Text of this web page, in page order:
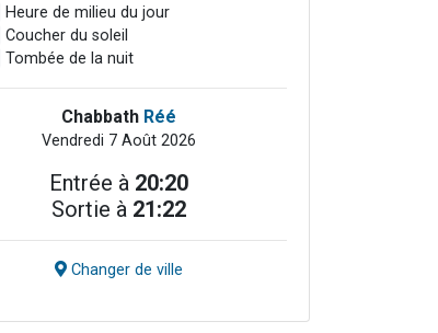
Heure de milieu du jour
Coucher du soleil
Tombée de la nuit
Chabbath Réé
Vendredi 7 Août 2026
Entrée à 20:20
Sortie à 21:22
Changer de ville